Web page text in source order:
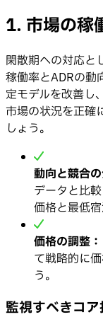
1. 市場の稼
閑散期への対応と
稼働率とADRの動
定モデルを改善し
市場の状況を正確
しょう。
動向と競合の
データと比
価格と最低
価格の調整：
て戦略的に
う。
監視すべきコア